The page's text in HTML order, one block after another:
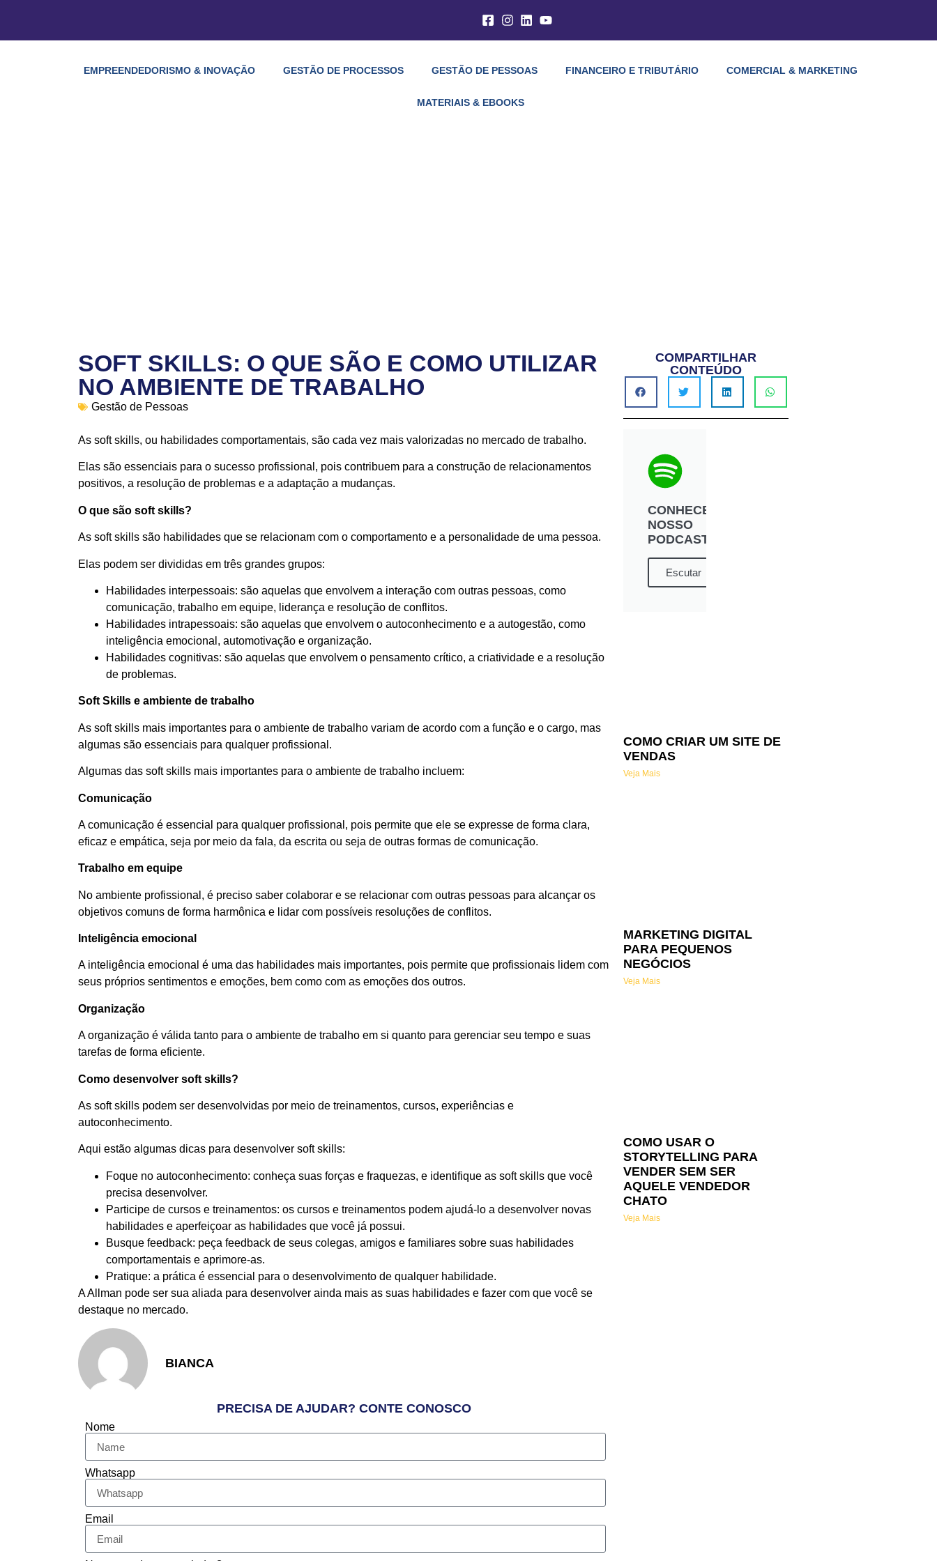
EMPREENDEDORISMO & INOVAÇÃO GESTÃO DE PROCESSOS GESTÃO DE PESSOAS FINANCEIRO E TRIBUTÁRIO COMERCIAL & MARKETING
MATERIAIS & EBOOKS
SOFT SKILLS: O QUE SÃO E COMO UTILIZAR
NO AMBIENTE DE TRABALHO
Gestão de Pessoas
As soft skills, ou habilidades comportamentais, são cada vez mais valorizadas no mercado de trabalho.
Elas são essenciais para o sucesso profissional, pois contribuem para a construção de relacionamentos
positivos, a resolução de problemas e a adaptação a mudanças.
O que são soft skills?
As soft skills são habilidades que se relacionam com o comportamento e a personalidade de uma pessoa.
Elas podem ser divididas em três grandes grupos:
Habilidades interpessoais: são aquelas que envolvem a interação com outras pessoas, como
comunicação, trabalho em equipe, liderança e resolução de conflitos.
Habilidades intrapessoais: são aquelas que envolvem o autoconhecimento e a autogestão, como
inteligência emocional, automotivação e organização.
Habilidades cognitivas: são aquelas que envolvem o pensamento crítico, a criatividade e a resolução
de problemas.
Soft Skills e ambiente de trabalho
As soft skills mais importantes para o ambiente de trabalho variam de acordo com a função e o cargo, mas
algumas são essenciais para qualquer profissional.
Algumas das soft skills mais importantes para o ambiente de trabalho incluem:
Comunicação
A comunicação é essencial para qualquer profissional, pois permite que ele se expresse de forma clara,
eficaz e empática, seja por meio da fala, da escrita ou seja de outras formas de comunicação.
Trabalho em equipe
No ambiente profissional, é preciso saber colaborar e se relacionar com outras pessoas para alcançar os
objetivos comuns de forma harmônica e lidar com possíveis resoluções de conflitos.
Inteligência emocional
A inteligência emocional é uma das habilidades mais importantes, pois permite que profissionais lidem com
seus próprios sentimentos e emoções, bem como com as emoções dos outros.
Organização
A organização é válida tanto para o ambiente de trabalho em si quanto para gerenciar seu tempo e suas
tarefas de forma eficiente.
Como desenvolver soft skills?
As soft skills podem ser desenvolvidas por meio de treinamentos, cursos, experiências e
autoconhecimento.
Aqui estão algumas dicas para desenvolver soft skills:
Foque no autoconhecimento: conheça suas forças e fraquezas, e identifique as soft skills que você
precisa desenvolver.
Participe de cursos e treinamentos: os cursos e treinamentos podem ajudá-lo a desenvolver novas
habilidades e aperfeiçoar as habilidades que você já possui.
Busque feedback: peça feedback de seus colegas, amigos e familiares sobre suas habilidades
comportamentais e aprimore-as.
Pratique: a prática é essencial para o desenvolvimento de qualquer habilidade.
A Allman pode ser sua aliada para desenvolver ainda mais as suas habilidades e fazer com que você se
destaque no mercado.
BIANCA
PRECISA DE AJUDAR? CONTE CONOSCO
Nome
Whatsapp
Email
COMPARTILHAR
CONTEÚDO
CONHECE
NOSSO
PODCAST?
Escutar
COMO CRIAR UM SITE DE
VENDAS
Veja Mais
MARKETING DIGITAL
PARA PEQUENOS
NEGÓCIOS
Veja Mais
COMO USAR O
STORYTELLING PARA
VENDER SEM SER
AQUELE VENDEDOR
CHATO
Veja Mais